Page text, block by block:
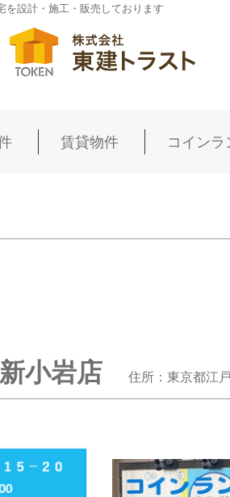
を設計・施工・販売しております
賃貸物件 コインラ
小岩店 住所：東京都江